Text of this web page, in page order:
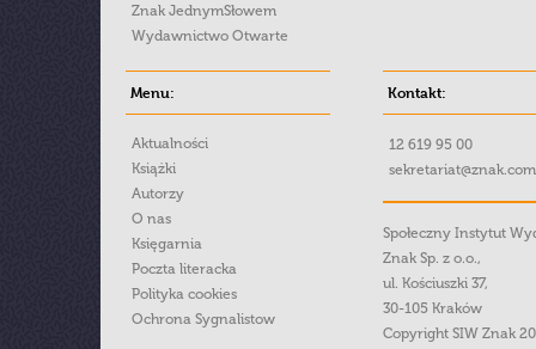
Znak JednymSłowem
Wydawnictwo Otwarte
Menu:
Aktualności
Książki
Autorzy
O nas
Księgarnia
Poczta literacka
Polityka cookies
Ochrona Sygnalistow
Kontakt:
12 619 95 00
Społeczny Instytut
Znak Sp. z o.o.,
ul. Kościuszki 37,
30-105 Kraków
Copyright SIW Znak